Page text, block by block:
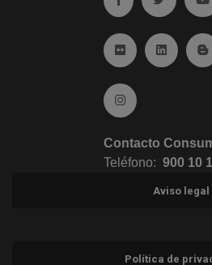
Ir a Flickr (abre
Ir a
Ir a Instagram
Contacto
Teléfono: 900 10
Aviso legal
Política de